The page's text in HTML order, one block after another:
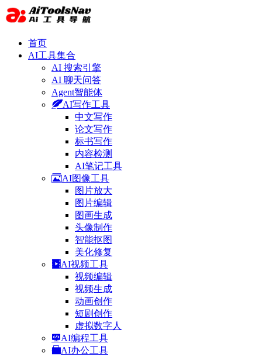
首页
AI工具集合
AI 搜索引擎
AI 聊天问答
Agent智能体
AI写作工具
中文写作
论文写作
标书写作
内容检测
AI笔记工具
AI图像工具
图片放大
图片编辑
图画生成
头像制作
智能抠图
美化修复
AI视频工具
视频编辑
视频生成
动画创作
短剧创作
虚拟数字人
AI编程工具
AI办公工具